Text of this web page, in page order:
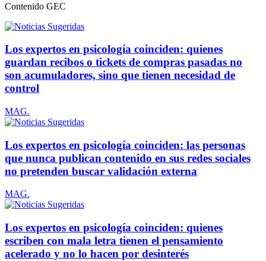
Contenido GEC
Los expertos en psicología coinciden: quienes
guardan recibos o tickets de compras pasadas no
son acumuladores, sino que tienen necesidad de
control
MAG.
Los expertos en psicología coinciden: las personas
que nunca publican contenido en sus redes sociales
no pretenden buscar validación externa
MAG.
Los expertos en psicología coinciden: quienes
escriben con mala letra tienen el pensamiento
acelerado y no lo hacen por desinterés